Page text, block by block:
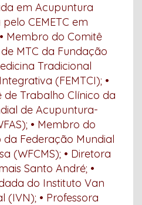
em Acupuntura
CEMETC em
Membro do Comitê
MTC da Fundação
Tradicional
(FEMTCI); •
Trabalho Clínico da
de Acupuntura-
• Membro do
da Federação Mundial
(WFCMS); • Diretora
Santo André; •
do Instituto Van
(IVN); • Professora